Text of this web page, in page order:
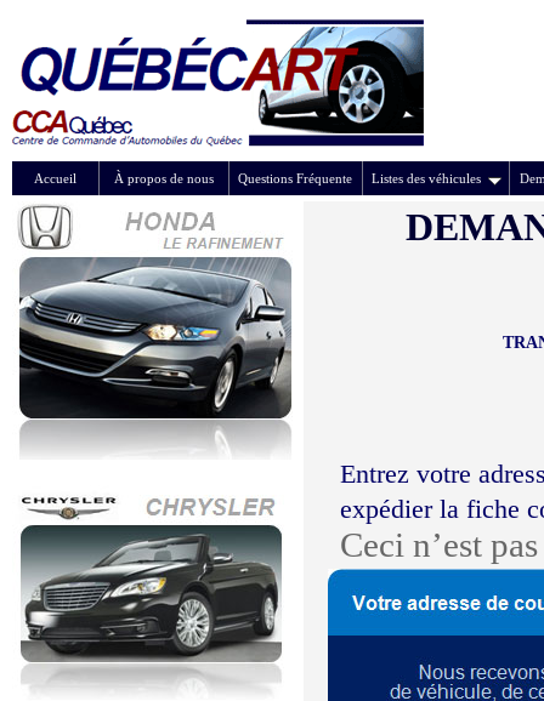
Accueil À propos de nous Questions Fréquente Listes des véhicules
Entrez votre
expédier la fiche
Ceci n’est